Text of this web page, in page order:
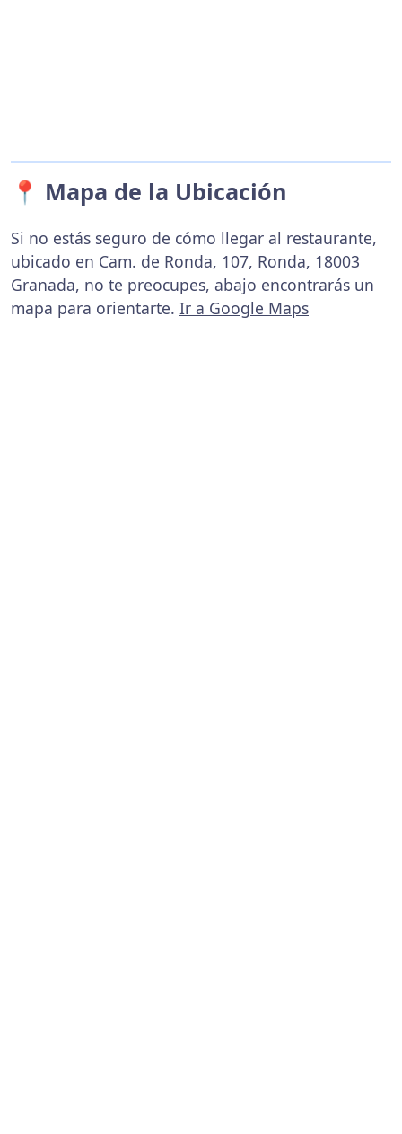
📍 Mapa de la Ubicación
Si no estás seguro de cómo llegar al restaurante,
ubicado en Cam. de Ronda, 107, Ronda, 18003
Granada, no te preocupes, abajo encontrarás un
mapa para orientarte. Ir a Google Maps